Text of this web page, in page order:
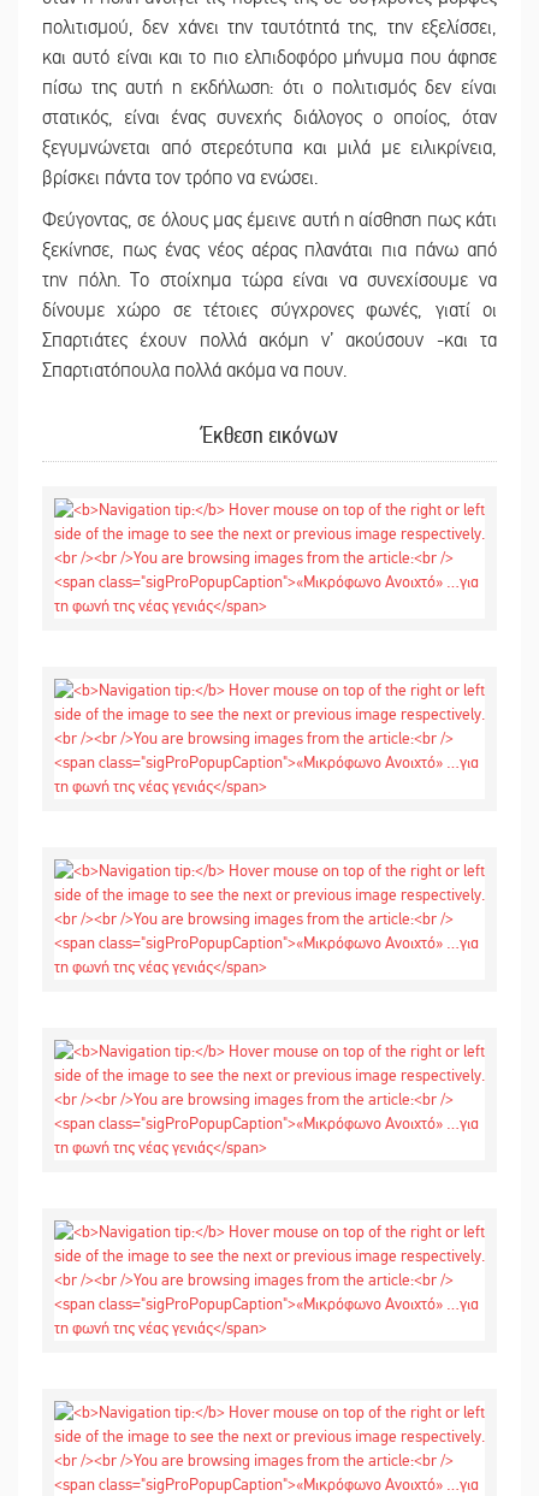
πολιτισμού, δεν χάνει την ταυτότητά της, την εξελίσσει,
και αυτό είναι και το πιο ελπιδοφόρο μήνυμα που άφησε
πίσω της αυτή η εκδήλωση: ότι ο πολιτισμός δεν είναι
στατικός, είναι ένας συνεχής διάλογος ο οποίος, όταν
ξεγυμνώνεται από στερεότυπα και μιλά με ειλικρίνεια,
βρίσκει πάντα τον τρόπο να ενώσει.
Φεύγοντας, σε όλους μας έμεινε αυτή η αίσθηση πως κάτι
ξεκίνησε, πως ένας νέος αέρας πλανάται πια πάνω από
την πόλη. Το στοίχημα τώρα είναι να συνεχίσουμε να
δίνουμε χώρο σε τέτοιες σύγχρονες φωνές, γιατί οι
Σπαρτιάτες έχουν πολλά ακόμη ν’ ακούσουν -και τα
Σπαρτιατόπουλα πολλά ακόμα να πουν.
Έκθεση εικόνων